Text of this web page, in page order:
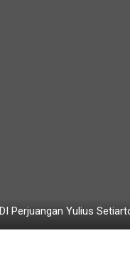
Perjuangan Yulius